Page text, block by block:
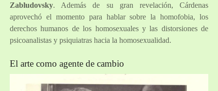
Zabludovsky. Además de su gran revelación, Cárdenas
aprovechó el momento para hablar sobre la homofobia, los
derechos humanos de los homosexuales y las distorsiones de
psicoanalistas y psiquiatras hacia la homosexualidad.
El arte como agente de cambio